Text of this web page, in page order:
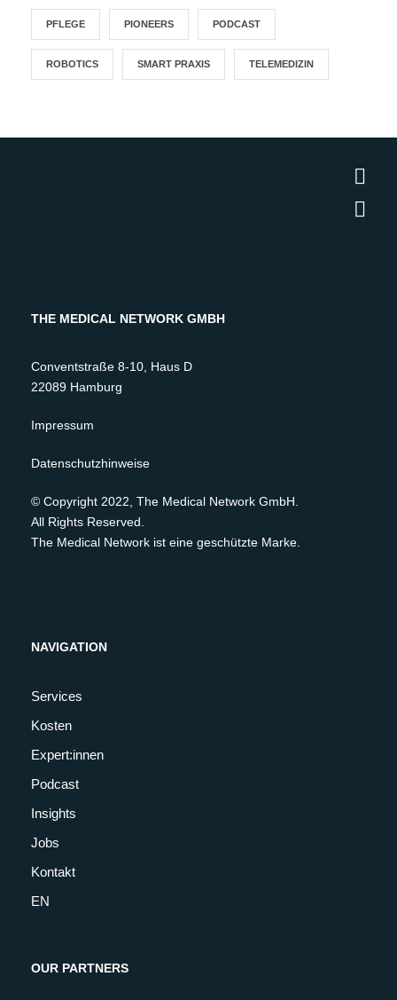
PFLEGE PIONEERS PODCAST
ROBOTICS SMART PRAXIS TELEMEDIZIN
THE MEDICAL NETWORK GMBH
Conventstraße 8-10, Haus D
22089 Hamburg
Impressum
Datenschutzhinweise
© Copyright 2022, The Medical Network GmbH.
All Rights Reserved.
The Medical Network ist eine geschützte Marke.
NAVIGATION
Services
Kosten
Expert:innen
Podcast
Insights
Jobs
Kontakt
EN
OUR PARTNERS